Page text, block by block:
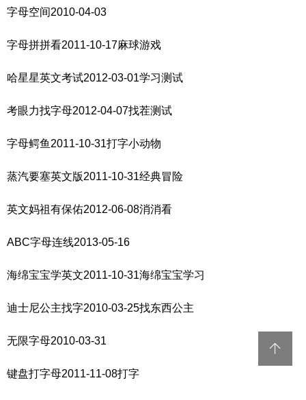
字母空间2010-04-03
字母拼拼看2011-10-17麻球游戏
哈星星英文考试2012-03-01学习测试
考眼力找字母2012-04-07找茬测试
字母鳄鱼2011-10-31打字小动物
蒸汽要塞英文版2011-10-31经典冒险
英文妈祖有保佑2012-06-08消消看
ABC字母连线2013-05-16
海绵宝宝学英文2011-10-31海绵宝宝学习
迪士尼公主找字2010-03-25找东西公主
无限字母2010-03-31
键盘打字母2011-11-08打字